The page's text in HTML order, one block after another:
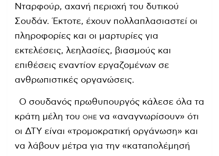
Νταρφούρ, αχανή περιοχή του δυτικού
Σουδάν. Έκτοτε, έχουν πολλαπλασιαστεί οι
πληροφορίες και οι μαρτυρίες για
εκτελέσεις, λεηλασίες, βιασμούς και
επιθέσεις εναντίον εργαζομένων σε
ανθρωπιστικές οργανώσεις.
Ο σουδανός πρωθυπουργός κάλεσε όλα τα
κράτη μέλη του ΟΗΕ να «αναγνωρίσουν» ότι
οι ΔΤΥ είναι «τρομοκρατική οργάνωση» και
να λάβουν μέτρα για την «καταπολέμησή